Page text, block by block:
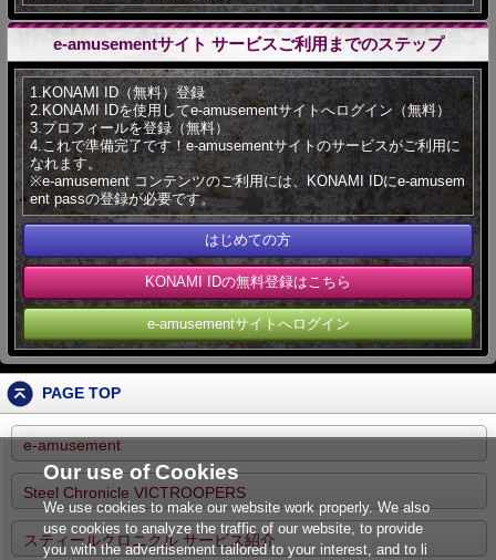
e-amusementサイト サービスご利用までのステップ
1.KONAMI ID（無料）登録
2.KONAMI IDを使用してe-amusementサイトへログイン（無料）
3.プロフィールを登録（無料）
4.これで準備完了です！e-amusementサイトのサービスがご利用に
なれます。
※e-amusement コンテンツのご利用には、KONAMI IDにe-amusem
ent passの登録が必要です。
はじめての方
KONAMI IDの無料登録はこちら
e-amusementサイトへログイン
PAGE TOP
e-amusement
Steel Chronicle VICTROOPERS
スティールクロニクル サービス紹介
Our use of Cookies
We use cookies to make our website work properly. We also
use cookies to analyze the traffic of our website, to provide
you with the advertisement tailored to your interest, and to li